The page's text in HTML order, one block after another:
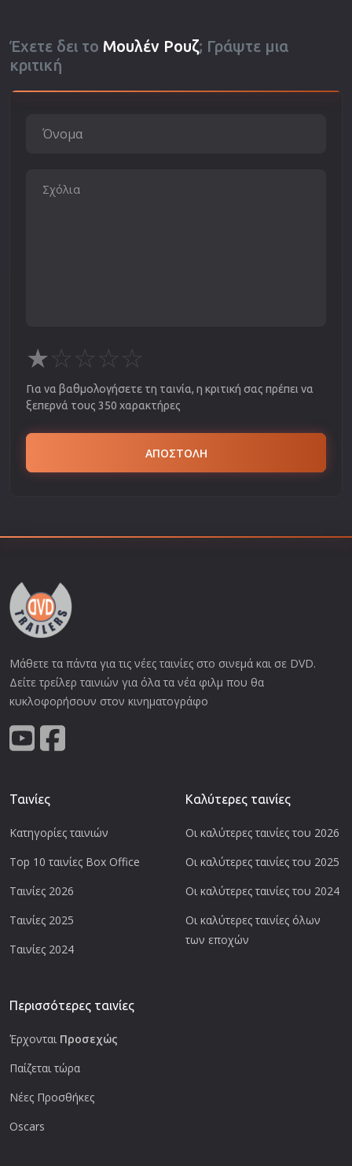
Έχετε δει το Μουλέν Ρουζ; Γράψτε μια
κριτική
★☆☆☆☆
Για να βαθμολογήσετε τη ταινία, η κριτική σας πρέπει να
ξεπερνά τους 350 χαρακτήρες
ΑΠΟΣΤΟΛΗ
Μάθετε τα πάντα για τις νέες ταινίες στο σινεμά και σε DVD.
Δείτε τρείλερ ταινιών για όλα τα νέα φιλμ που θα
κυκλοφορήσουν στον κινηματογράφο
Ταινίες
Κατηγορίες ταινιών
Top 10 ταινίες Box Office
Ταινίες 2026
Ταινίες 2025
Ταινίες 2024
Καλύτερες ταινίες
Οι καλύτερες ταινίες του 2026
Οι καλύτερες ταινίες του 2025
Οι καλύτερες ταινίες του 2024
Οι καλύτερες ταινίες όλων
των εποχών
Περισσότερες ταινίες
Έρχονται Προσεχώς
Παίζεται τώρα
Νέες Προσθήκες
Oscars